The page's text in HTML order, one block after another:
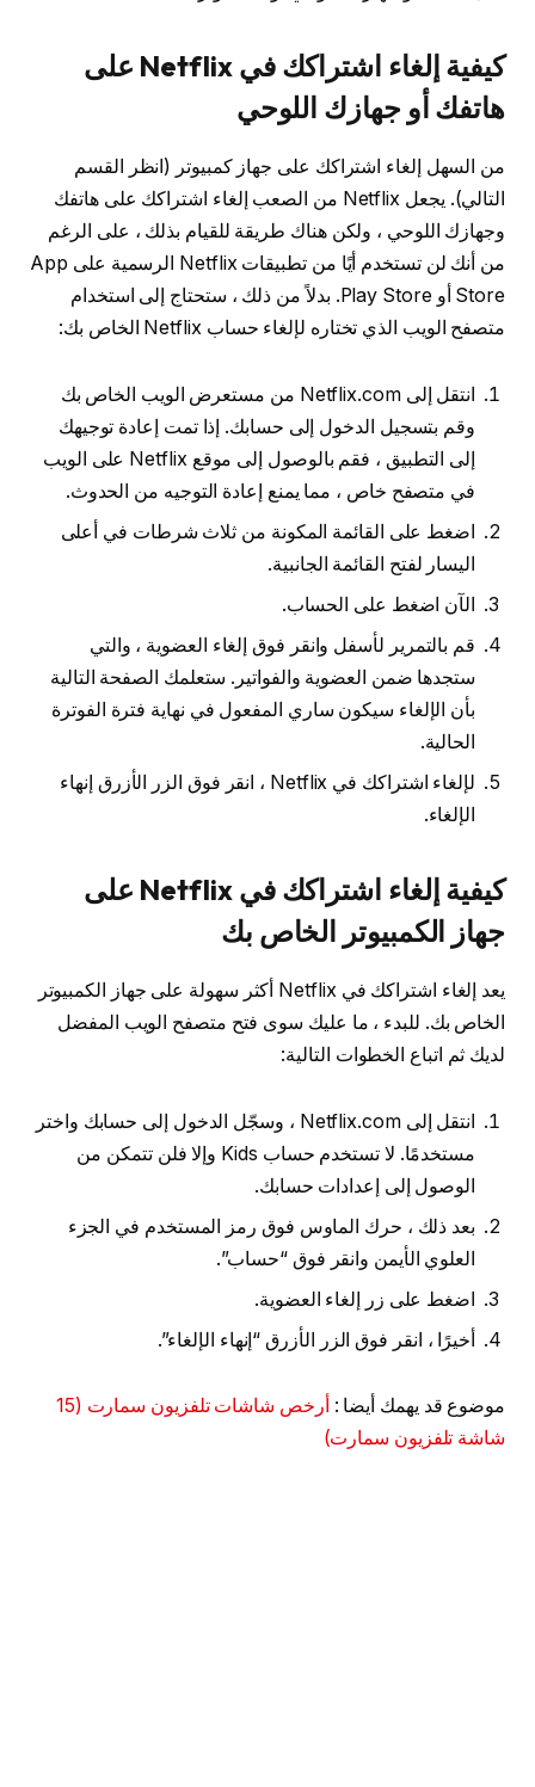
كيفية إلغاء اشتراكك في Netflix على
هاتفك أو جهازك اللوحي
من السهل إلغاء اشتراكك على جهاز كمبيوتر (انظر القسم
التالي). يجعل Netflix من الصعب إلغاء اشتراكك على هاتفك
وجهازك اللوحي ، ولكن هناك طريقة للقيام بذلك ، على الرغم
من أنك لن تستخدم أيًا من تطبيقات Netflix الرسمية على App
Store أو Play Store. بدلاً من ذلك ، ستحتاج إلى استخدام
متصفح الويب الذي تختاره لإلغاء حساب Netflix الخاص بك:
انتقل إلى Netflix.com من مستعرض الويب الخاص بك
وقم بتسجيل الدخول إلى حسابك. إذا تمت إعادة توجيهك
إلى التطبيق ، فقم بالوصول إلى موقع Netflix على الويب
في متصفح خاص ، مما يمنع إعادة التوجيه من الحدوث.
اضغط على القائمة المكونة من ثلاث شرطات في أعلى
اليسار لفتح القائمة الجانبية.
الآن اضغط على الحساب.
قم بالتمرير لأسفل وانقر فوق إلغاء العضوية ، والتي
ستجدها ضمن العضوية والفواتير. ستعلمك الصفحة التالية
بأن الإلغاء سيكون ساري المفعول في نهاية فترة الفوترة
الحالية.
لإلغاء اشتراكك في Netflix ، انقر فوق الزر الأزرق إنهاء
الإلغاء.
كيفية إلغاء اشتراكك في Netflix على
جهاز الكمبيوتر الخاص بك
يعد إلغاء اشتراكك في Netflix أكثر سهولة على جهاز الكمبيوتر
الخاص بك. للبدء ، ما عليك سوى فتح متصفح الويب المفضل
لديك ثم اتباع الخطوات التالية:
انتقل إلى Netflix.com ، وسجّل الدخول إلى حسابك واختر
مستخدمًا. لا تستخدم حساب Kids وإلا فلن تتمكن من
الوصول إلى إعدادات حسابك.
بعد ذلك ، حرك الماوس فوق رمز المستخدم في الجزء
العلوي الأيمن وانقر فوق “حساب”.
اضغط على زر إلغاء العضوية.
أخيرًا ، انقر فوق الزر الأزرق “إنهاء الإلغاء”.
موضوع قد يهمك أيضا :
أرخص شاشات تلفزيون سمارت (15
شاشة تلفزيون سمارت)